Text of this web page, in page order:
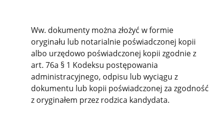
Ww. dokumenty można złożyć w formie
oryginału lub notarialnie poświadczonej kopii
albo urzędowo poświadczonej kopii zgodnie z
art. 76a § 1 Kodeksu postępowania
administracyjnego, odpisu lub wyciągu z
dokumentu lub kopii poświadczonej za zgodność
z oryginałem przez rodzica kandydata.